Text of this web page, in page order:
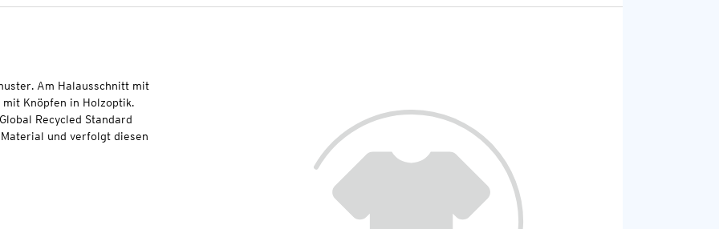
Am Halausschnitt mit
mit Knöpfen in Holzoptik.
Recycled Standard
und verfolgt diesen